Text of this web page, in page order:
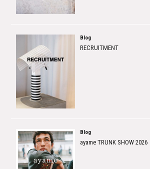
Blog
RECRUITMENT
Blog
ayame TRUNK SHOW 2026